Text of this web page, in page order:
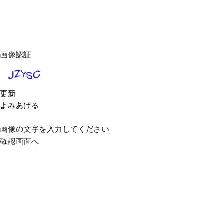
画像認証
更新
よみあげる
画像の文字を入力してください